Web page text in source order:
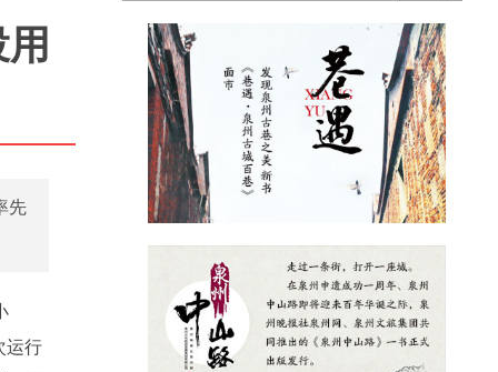
先
运行